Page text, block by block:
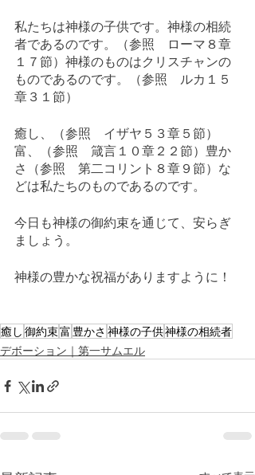
私たちは神様の子供です。神様の相続
者であるのです。（参照　ローマ８章
１７節）神様のものはクリスチャンの
ものであるのです。（参照　ルカ１５
章３１節）
癒し、（参照　イザヤ５３章５節）
富、（参照　箴言１０章２２節）豊か
さ（参照　第二コリント８章９節）な
どは私たちのものであるのです。
今日も神様の御約束を通じて、安らぎ
ましょう。
神様の豊かな祝福がありますように！
癒し 御約束富 豊かさ 神様の子供神様の相続者
デボーション｜第一サムエル